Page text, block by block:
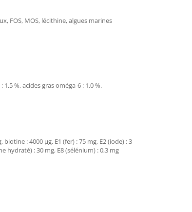
FOS, MOS, lécithine, algues marines
%, acides gras oméga-6 : 1,0 %.
: 4000 µg, E1 (fer) : 75 mg, E2 (iode) : 3
hydraté) : 30 mg, E8 (sélénium) : 0,3 mg